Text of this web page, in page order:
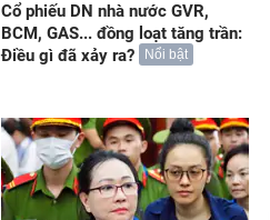
Cổ phiếu DN nhà nước GVR,
BCM, GAS... đồng loạt tăng trần:
Điều gì đã xảy ra?
Nổi bật